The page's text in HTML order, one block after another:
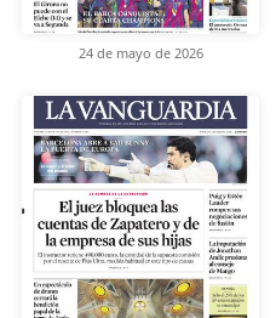
24 de mayo de 2026